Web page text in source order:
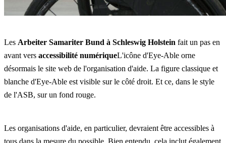
Les Arbeiter Samariter Bund à Schleswig Holstein fait un pas en
avant vers accessibilité numériqueL'icône d'Eye-Able orne
désormais le site web de l'organisation d'aide. La figure classique et
blanche d'Eye-Able est visible sur le côté droit. Et ce, dans le style
de l'ASB, sur un fond rouge.
Les organisations d'aide, en particulier, devraient être accessibles à